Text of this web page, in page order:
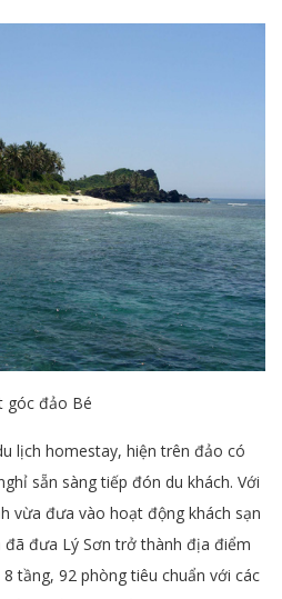
góc đảo Bé
lịch homestay, hiện trên đảo có
sẵn sàng tiếp đón du khách. Với
vừa đưa vào hoạt động khách sạn
đã đưa Lý Sơn trở thành địa điểm
tầng, 92 phòng tiêu chuẩn với các